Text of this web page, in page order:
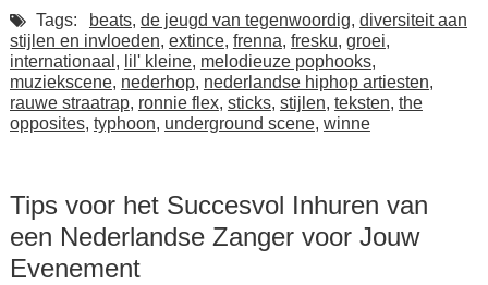
Tags:
beats, de jeugd van tegenwoordig, diversiteit aan
stijlen en invloeden, extince, frenna, fresku, groei,
internationaal, lil' kleine, melodieuze pophooks,
muziekscene, nederhop, nederlandse hiphop artiesten,
rauwe straatrap, ronnie flex, sticks, stijlen, teksten, the
opposites, typhoon, underground scene, winne
Tips voor het Succesvol Inhuren van
een Nederlandse Zanger voor Jouw
Evenement